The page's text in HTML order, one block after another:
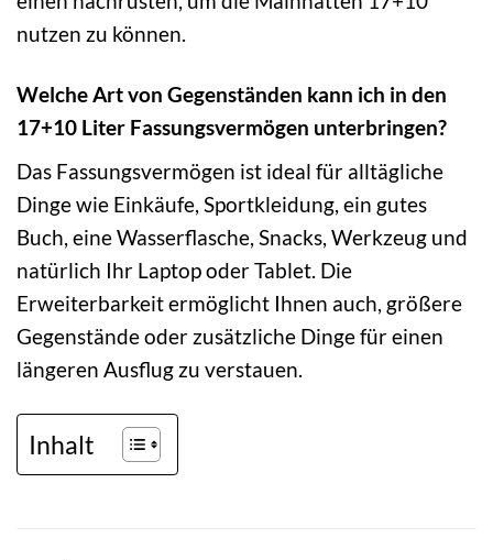
nutzen zu können.
Welche Art von Gegenständen kann ich in den
17+10 Liter Fassungsvermögen unterbringen?
Das Fassungsvermögen ist ideal für alltägliche
Dinge wie Einkäufe, Sportkleidung, ein gutes
Buch, eine Wasserflasche, Snacks, Werkzeug und
natürlich Ihr Laptop oder Tablet. Die
Erweiterbarkeit ermöglicht Ihnen auch, größere
Gegenstände oder zusätzliche Dinge für einen
längeren Ausflug zu verstauen.
Inhalt